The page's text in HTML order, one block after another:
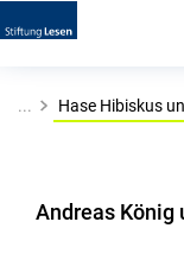
... Hase Hibiskus
Andreas König